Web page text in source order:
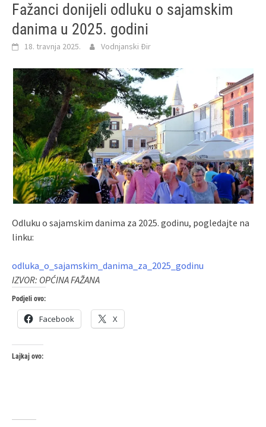
Fažanci donijeli odluku o sajamskim
danima u 2025. godini
18. travnja 2025. Vodnjanski Đir
Odluku o sajamskim danima za 2025. godinu, pogledajte na
linku:
odluka_o_sajamskim_danima_za_2025_godinu
IZVOR: OPĆINA FAŽANA
Podjeli ovo:
Facebook X
Lajkaj ovo: